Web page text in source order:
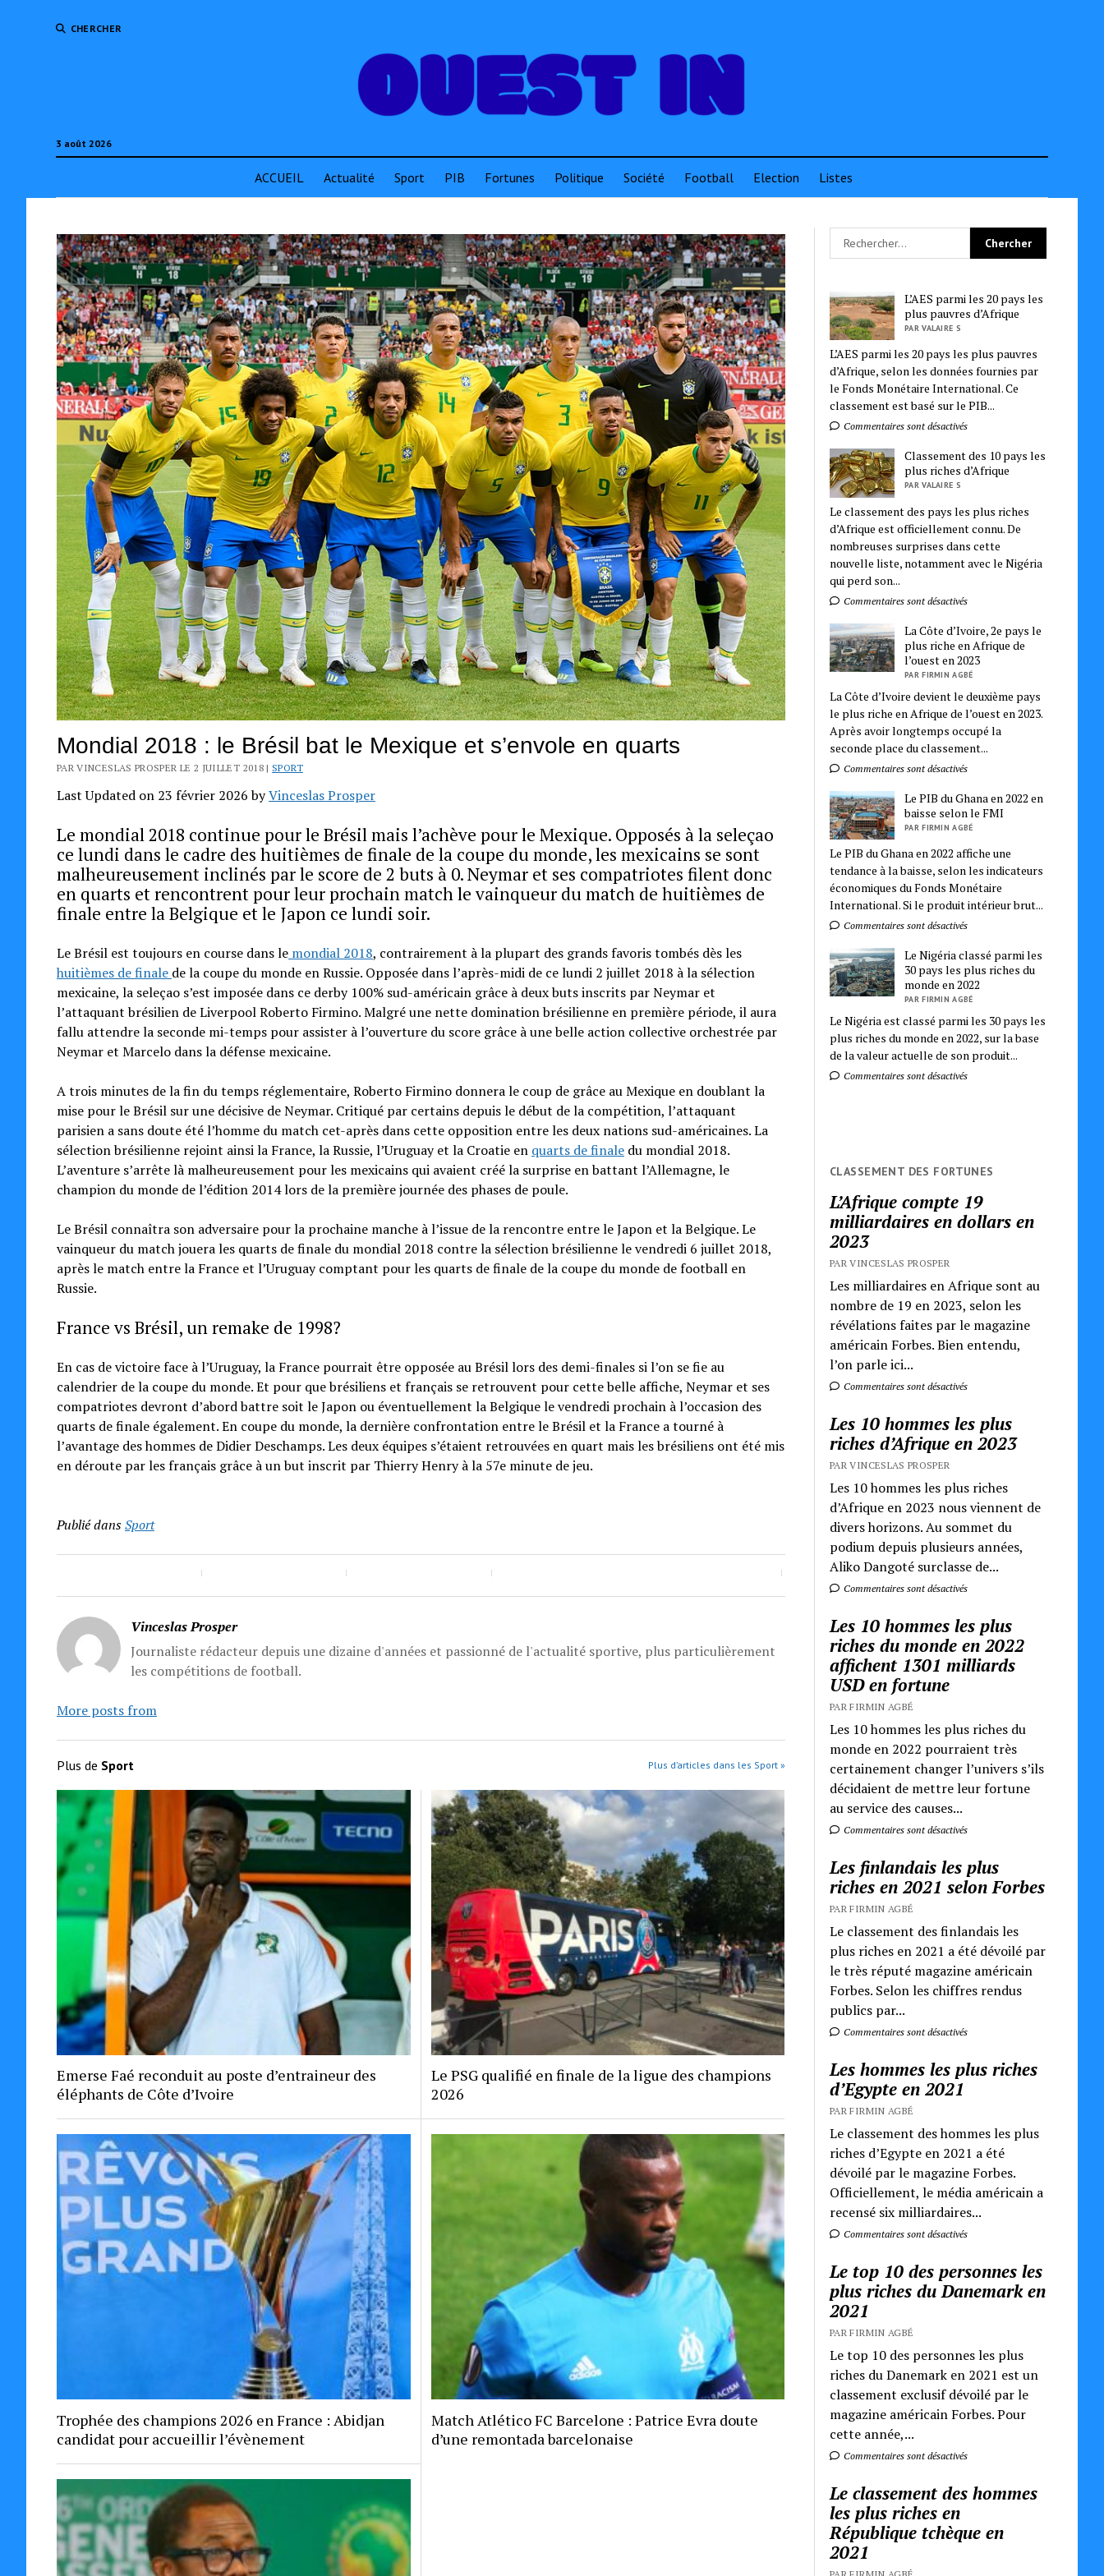
CHERCHER
3 août 2026
ACCUEIL Actualité Sport PIB Fortunes Politique Société Football Election Listes
Mondial 2018 : le Brésil bat le Mexique et s’envole en quarts
PAR VINCESLAS PROSPER LE 2 JUILLET 2018 | SPORT
Last Updated on 23 février 2026 byVinceslas Prosper
Le mondial 2018 continue pour le Brésil mais l’achève pour le Mexique. Opposés à la seleçao
ce lundi dans le cadre des huitièmes de finale de la coupe du monde, les mexicains se sont
malheureusement inclinés par le score de 2 buts à 0. Neymar et ses compatriotes filent donc
en quarts et rencontrent pour leur prochain match le vainqueur du match de huitièmes de
finale entre la Belgique et le Japon ce lundi soir.
Le Brésil est toujours en course dans lemondial 2018, contrairement à la plupart des grands favoris tombés dès les
huitièmes de finale de la coupe du monde en Russie. Opposée dans l’après-midi de ce lundi 2 juillet 2018 à la sélection
mexicaine, la seleçao s’est imposée dans ce derby 100% sud-américain grâce à deux buts inscrits par Neymar et
l’attaquant brésilien de Liverpool Roberto Firmino. Malgré une nette domination brésilienne en première période, il aura
fallu attendre la seconde mi-temps pour assister à l’ouverture du score grâce à une belle action collective orchestrée par
Neymar et Marcelo dans la défense mexicaine.
A trois minutes de la fin du temps réglementaire, Roberto Firmino donnera le coup de grâce au Mexique en doublant la
mise pour le Brésil sur une décisive de Neymar. Critiqué par certains depuis le début de la compétition, l’attaquant
parisien a sans doute été l’homme du match cet-après dans cette opposition entre les deux nations sud-américaines. La
sélection brésilienne rejoint ainsi la France, la Russie, l’Uruguay et la Croatie en quarts de finaledu mondial 2018.
L’aventure s’arrête là malheureusement pour les mexicains qui avaient créé la surprise en battant l’Allemagne, le
champion du monde de l’édition 2014 lors de la première journée des phases de poule.
Le Brésil connaîtra son adversaire pour la prochaine manche à l’issue de la rencontre entre le Japon et la Belgique. Le
vainqueur du match jouera les quarts de finale du mondial 2018 contre la sélection brésilienne le vendredi 6 juillet 2018,
après le match entre la France et l’Uruguay comptant pour les quarts de finale de la coupe du monde de football en
Russie.
France vs Brésil, un remake de 1998?
En cas de victoire face à l’Uruguay, la France pourrait être opposée au Brésil lors des demi-finales si l’on se fie au
calendrier de la coupe du monde. Et pour que brésiliens et français se retrouvent pour cette belle affiche, Neymar et ses
compatriotes devront d’abord battre soit le Japon ou éventuellement la Belgique le vendredi prochain à l’occasion des
quarts de finale également. En coupe du monde, la dernière confrontation entre le Brésil et la France a tourné à
l’avantage des hommes de Didier Deschamps. Les deux équipes s’étaient retrouvées en quart mais les brésiliens ont été mis
en déroute par les français grâce à un but inscrit par Thierry Henry à la 57e minute de jeu.
Publié dansSport
Vinceslas Prosper
Journaliste rédacteur depuis une dizaine d'années et passionné de l'actualité sportive, plus particulièrement
les compétitions de football.
More posts from
Plus de Sport Plus d’articles dans les Sport »
Emerse Faé reconduit au poste d’entraineur des
éléphants de Côte d’Ivoire
Le PSG qualifié en finale de la ligue des champions
2026
Trophée des champions 2026 en France : Abidjan
candidat pour accueillir l’évènement
Match Atlético FC Barcelone : Patrice Evra doute
d’une remontada barcelonaise
L’AES parmi les 20 pays les
plus pauvres d’Afrique
PAR VALAIRE S
L’AES parmi les 20 pays les plus pauvres
d’Afrique, selon les données fournies par
le Fonds Monétaire International. Ce
classement est basé sur le PIB...
Commentaires sont désactivés
Classement des 10 pays les
plus riches d’Afrique
PAR VALAIRE S
Le classement des pays les plus riches
d’Afrique est officiellement connu. De
nombreuses surprises dans cette
nouvelle liste, notamment avec le Nigéria
qui perd son...
Commentaires sont désactivés
La Côte d’Ivoire, 2e pays le
plus riche en Afrique de
l’ouest en 2023
PAR FIRMIN AGBÉ
La Côte d’Ivoire devient le deuxième pays
le plus riche en Afrique de l’ouest en 2023.
Après avoir longtemps occupé la
seconde place du classement...
Commentaires sont désactivés
Le PIB du Ghana en 2022 en
baisse selon le FMI
PAR FIRMIN AGBÉ
Le PIB du Ghana en 2022 affiche une
tendance à la baisse, selon les indicateurs
économiques du Fonds Monétaire
International. Si le produit intérieur brut...
Commentaires sont désactivés
Le Nigéria classé parmi les
30 pays les plus riches du
monde en 2022
PAR FIRMIN AGBÉ
Le Nigéria est classé parmi les 30 pays les
plus riches du monde en 2022, sur la base
de la valeur actuelle de son produit...
Commentaires sont désactivés
CLASSEMENT DES FORTUNES
L’Afrique compte 19
milliardaires en dollars en
2023
PAR VINCESLAS PROSPER
Les milliardaires en Afrique sont au
nombre de 19 en 2023, selon les
révélations faites par le magazine
américain Forbes. Bien entendu,
l’on parle ici...
Commentaires sont désactivés
Les 10 hommes les plus
riches d’Afrique en 2023
PAR VINCESLAS PROSPER
Les 10 hommes les plus riches
d’Afrique en 2023 nous viennent de
divers horizons. Au sommet du
podium depuis plusieurs années,
Aliko Dangoté surclasse de...
Commentaires sont désactivés
Les 10 hommes les plus
riches du monde en 2022
affichent 1301 milliards
USD en fortune
PAR FIRMIN AGBÉ
Les 10 hommes les plus riches du
monde en 2022 pourraient très
certainement changer l’univers s’ils
décidaient de mettre leur fortune
au service des causes...
Commentaires sont désactivés
Les finlandais les plus
riches en 2021 selon Forbes
PAR FIRMIN AGBÉ
Le classement des finlandais les
plus riches en 2021 a été dévoilé par
le très réputé magazine américain
Forbes. Selon les chiffres rendus
publics par...
Commentaires sont désactivés
Les hommes les plus riches
d’Egypte en 2021
PAR FIRMIN AGBÉ
Le classement des hommes les plus
riches d’Egypte en 2021 a été
dévoilé par le magazine Forbes.
Officiellement, le média américain a
recensé six milliardaires...
Commentaires sont désactivés
Le top 10 des personnes les
plus riches du Danemark en
2021
PAR FIRMIN AGBÉ
Le top 10 des personnes les plus
riches du Danemark en 2021 est un
classement exclusif dévoilé par le
magazine américain Forbes. Pour
cette année,...
Commentaires sont désactivés
Le classement des hommes
les plus riches en
République tchèque en
2021